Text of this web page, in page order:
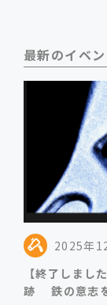
最新のイベン
2025年
【終了しまし
跡 鉄の意志を